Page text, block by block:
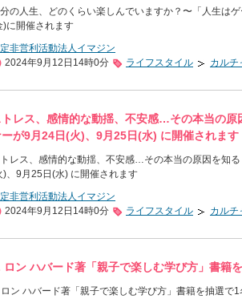
の人生、どのくらい楽しんでいますか？〜「人生は
)に開催されます
非営利活動法人イマジン
2024年9月12日14時0分
ライフスタイル カルチ
トレス、感情的な動揺、不安感…その本当の
が9月24日(火)、9月25日(水) に開催されます
レス、感情的な動揺、不安感…その本当の原因を知
)、9月25日(水) に開催されます
非営利活動法人イマジン
2024年9月12日14時0分
ライフスタイル カルチ
ロン ハバード著「親子で楽しむ学び方」書籍
ロン ハバード著「親子で楽しむ学び方」書籍を抽選で